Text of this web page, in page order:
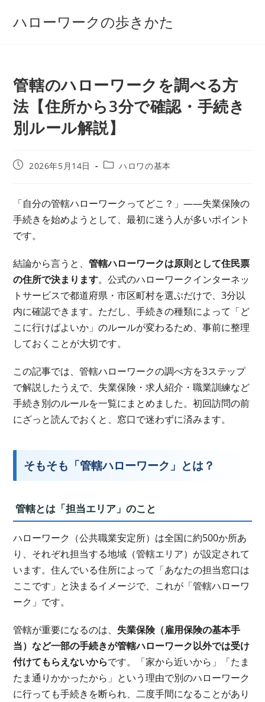
ハローワークの歩きかた
管轄のハローワークを調べる方
法【住所から3分で確認・手続き
別ルール解説】
投
開
日:
2026年5月14日
投
テ
ゴ
リ
ハロワの基本
「自分の管轄ハローワークってどこ？」——失業保険の
手続きを始めようとして、最初に迷う人が多いポイント
です。
結論から言うと、管轄ハローワークは原則として住民票
の住所で決まります。公式のハローワークインターネッ
トサービスで都道府県・市区町村を選ぶだけで、3分以
内に確認できます。ただし、手続きの種類によって「ど
こに行けばよいか」のルールが変わるため、事前に整理
しておくことが大切です。
この記事では、管轄ハローワークの調べ方を3ステップ
で解説したうえで、失業保険・求人紹介・職業訓練など
手続き別のルールを一覧にまとめました。初回訪問の前
にざっと読んでおくと、窓口で迷わずに済みます。
そもそも「管轄ハローワーク」とは？
管轄とは「担当エリア」のこと
ハローワーク（公共職業安定所）は全国に約500か所あ
り、それぞれ担当する地域（管轄エリア）が設定されて
います。住んでいる住所によって「あなたの担当窓口は
ここです」と決まるイメージで、これが「管轄ハローワ
ーク」です。
管轄が重要になるのは、 失業保険（雇用保険の基本手
当）など一部の手続きが管轄ハローワーク以外では受け
付けてもらえないからです。「家から近いから」「たま
たま通りかかったから」という理由で別のハローワーク
に行っても手続きを断られ、二度手間になることがあり